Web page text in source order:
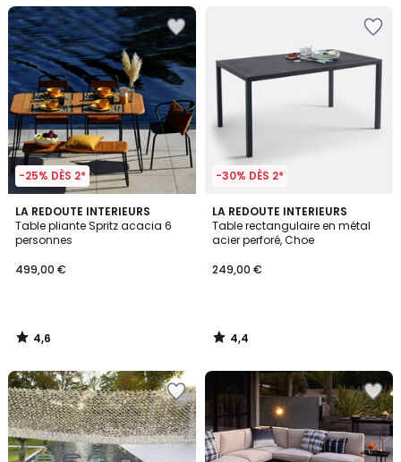
-25% DÈS 2*
LA REDOUTE INTERIEURS
Table pliante Spritz acacia 6
personnes
499,00 €
4,6
/ 5
4,6
/
-30% DÈS 2*
LA REDOUTE INTERIEURS
Table rectangulaire en métal
acier perforé, Choe
249,00 €
4,4
/ 5
4,4
/